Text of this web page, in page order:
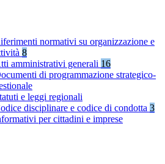
normativi su organizzazione e
8
amministrativi generali 16
di programmazione strategico-
e leggi regionali
disciplinare e codice di condotta 3
per cittadini e imprese